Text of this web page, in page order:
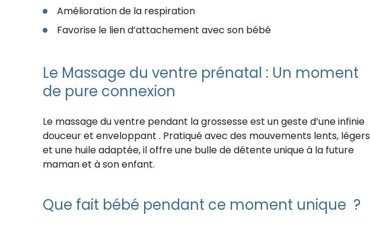
Amélioration de la respiration
Favorise le lien d’attachement avec son bébé
Le Massage du ventre prénatal : Un moment
de pure connexion
Le massage du ventre pendant la grossesse est un geste d’une infinie
douceur et enveloppant . Pratiqué avec des mouvements lents, légers
et une huile adaptée, il offre une bulle de détente unique à la future
maman et à son enfant.
Que fait bébé pendant ce moment unique ?